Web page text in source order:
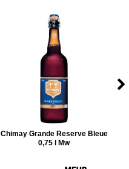
Chimay Grande Reserve Bleue
0,75 l Mw